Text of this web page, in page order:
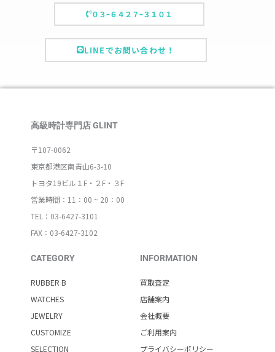
０３ｰ６４２７ｰ３１０１
LINEでお問い合わせ！
高級時計専門店 GLINT
〒107-0062
東京都港区南青山6-3-10
トヨタ19ビル１F・２F・３F
営業時間：11：00 ~ 20：00
TEL：03-6427-3101
FAX：03-6427-3102
CATEGORY
RUBBER B
WATCHES
JEWELRY
CUSTOMIZE
SELECTION
INFORMATION
買取査定
店舗案内
会社概要
ご利用案内
プライバシーポリシー